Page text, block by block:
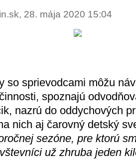
28. mája 2020 15:04
so sprievodcami môžu
spoznajú
nazrú do oddychových
nich aj čarovný detský
sezóne, pre ktorú
už zhruba jeden